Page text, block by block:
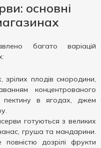
основні
багато варіацій
плодів смородини,
концентрованого
пектину в ягодах, джем
готуються з великих
груша та мандарини.
дозрілі фрукти